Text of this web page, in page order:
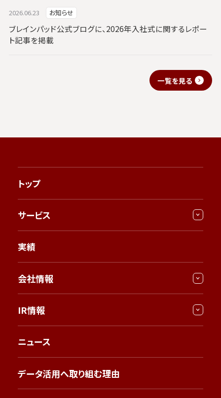
2026.06.23 お知らせ
ブレインパッド公式ブログに、2026年入社式に関するレポー
ト記事を掲載
一覧を見る
トップ
サービス
実績
会社情報
IR情報
ニュース
データ活用へ取り組む理由